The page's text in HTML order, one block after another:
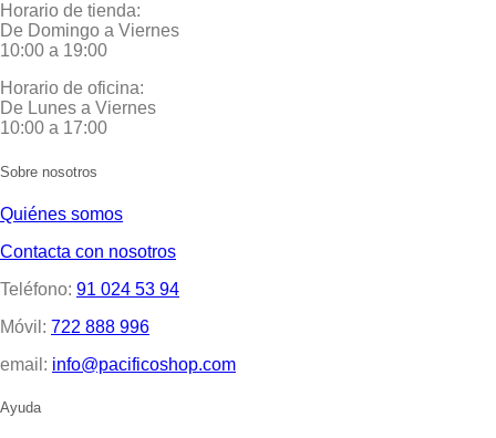
Horario de tienda:
De Domingo a Viernes
10:00 a 19:00
Horario de oficina:
De Lunes a Viernes
10:00 a 17:00
Sobre nosotros
Quiénes somos
Contacta con nosotros
Teléfono: 91 024 53 94
Móvil: 722 888 996
email: info@pacificoshop.com
Ayuda